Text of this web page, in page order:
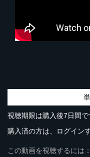
視聴期限は購入後7日間で
購入済の方は、ログイン
この動画を視聴するには：